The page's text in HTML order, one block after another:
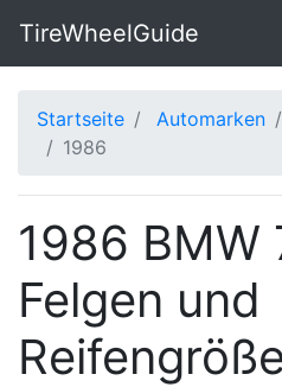
TireWheelGuide
Startseite Automarken
1986
1986 BMW
Felgen und